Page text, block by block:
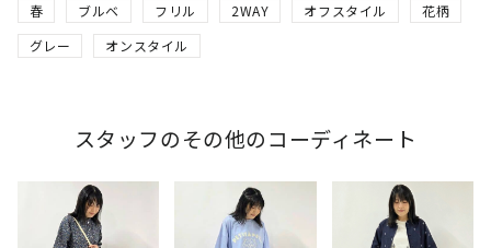
春
ブルベ フリル 2WAY オフスタイル
花柄
グレー
オンスタイル
スタッフのその他のコーディネート